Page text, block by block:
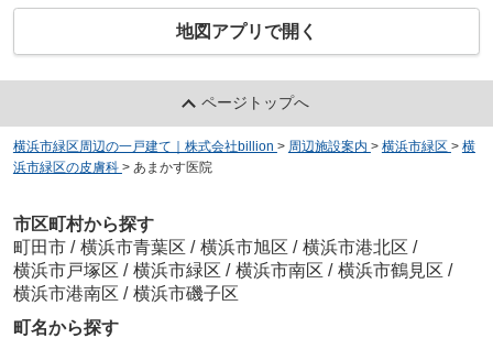
地図アプリで開く
ページトップへ
横浜市緑区周辺の一戸建て｜株式会社billion > 周辺施設案内 > 横浜市緑区 > 横
浜市緑区の皮膚科 > あまかす医院
市区町村から探す
町田市 / 横浜市青葉区 / 横浜市旭区 / 横浜市港北区 /
横浜市戸塚区 / 横浜市緑区 / 横浜市南区 / 横浜市鶴見区 /
横浜市港南区 / 横浜市磯子区
町名から探す